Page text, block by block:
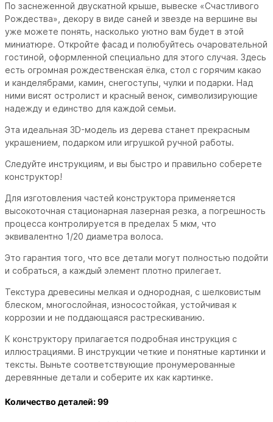
По заснеженной двускатной крыше, вывеске «Счастливого
Рождества», декору в виде саней и звезде на вершине вы
уже можете понять, насколько уютно вам будет в этой
миниатюре. Откройте фасад и полюбуйтесь очаровательной
гостиной, оформленной специально для этого случая. Здесь
есть огромная рождественская ёлка, стол с горячим какао
и канделябрами, камин, снегоступы, чулки и подарки. Над
ними висят остролист и красный венок, символизирующие
надежду и единство для каждой семьи.
Эта идеальная 3D-модель из дерева станет прекрасным
украшением, подарком или игрушкой ручной работы.
Следуйте инструкциям, и вы быстро и правильно соберете
конструктор!
Для изготовления частей конструктора применяется
высокоточная стационарная лазерная резка, а погрешность
процесса контролируется в пределах 5 мкм, что
эквивалентно 1/20 диаметра волоса.
Это гарантия того, что все детали могут полностью подойти
и собраться, а каждый элемент плотно прилегает.
Текстура древесины мелкая и однородная, с шелковистым
блеском, многослойная, износостойкая, устойчивая к
коррозии и не поддающаяся растрескиванию.
К конструктору прилагается подробная инструкция с
иллюстрациями. В инструкции четкие и понятные картинки и
тексты. Выньте соответствующие пронумерованные
деревянные детали и соберите их как картинке.
Количество деталей: 99